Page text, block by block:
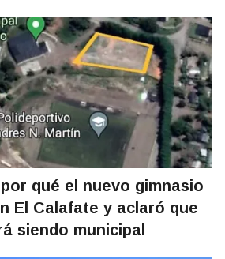
qué el nuevo gimnasio
El Calafate y aclaró que
siendo municipal